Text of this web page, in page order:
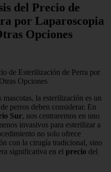
del Precio de
por Laparoscopia
Opciones
la esterilización es un
perros deben considerar. En
Sur, nos centraremos en uno
invasivos para esterilizar a
no solo ofrece
con la cirugía tradicional, sino
significativa en el precio del